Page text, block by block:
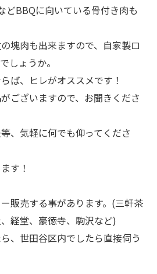
どBBQに向いている骨付き肉も
塊肉も出来ますので、自家製ロ
しょうか。
ば、ヒレがオススメです！
ございますので、お聞きくださ
、気軽に何でも仰ってくださ
す！
販売する事があります。(三軒茶
経堂、豪徳寺、駒沢など)
、世田谷区内でしたら直接伺う